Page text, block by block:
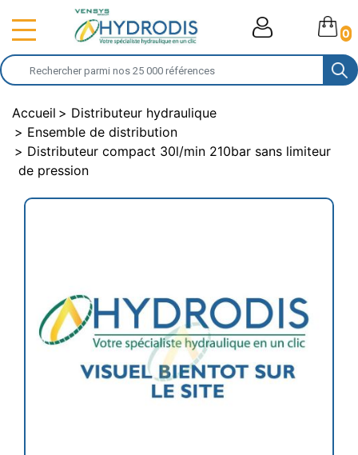
0
Accueil
Distributeur hydraulique
Ensemble de distribution
Distributeur compact 30l/min 210bar sans limiteur
de pression